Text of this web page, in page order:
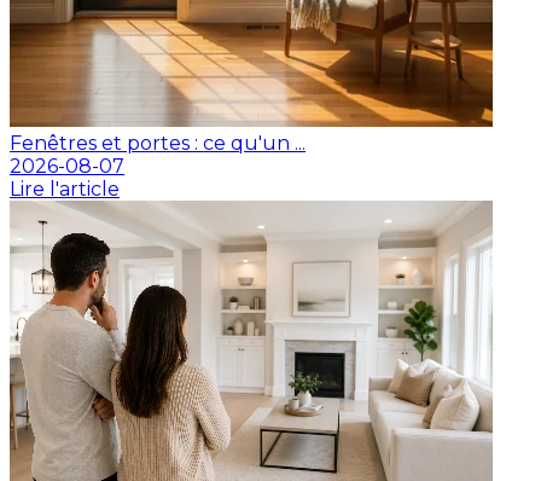
Fenêtres et portes : ce qu'un ...
2026-08-07
Lire l'article